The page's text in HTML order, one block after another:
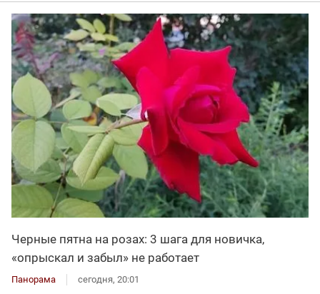
Черные пятна на розах: 3 шага для новичка,
«опрыскал и забыл» не работает
Панорама сегодня, 20:01